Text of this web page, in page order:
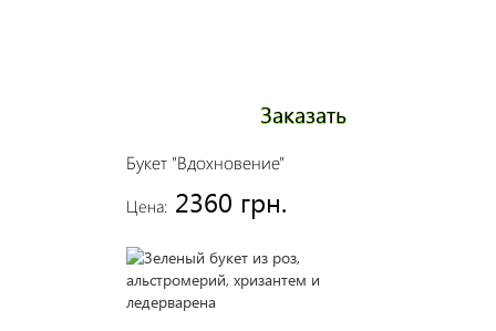
Букет "Вдохновение"
Цена: 2360 грн.
Заказать